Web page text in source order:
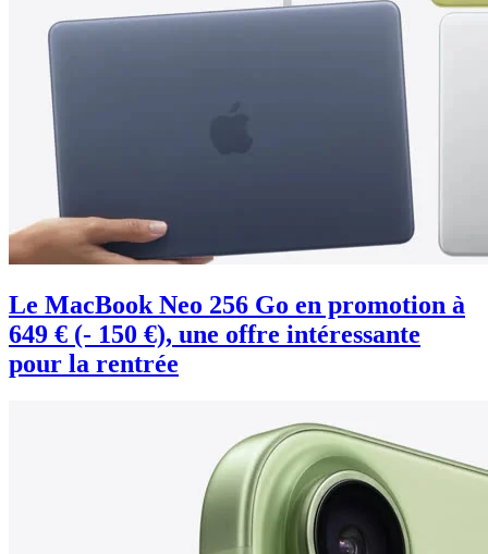
Le MacBook Neo 256 Go en promotion à
649 € (- 150 €), une offre intéressante
pour la rentrée